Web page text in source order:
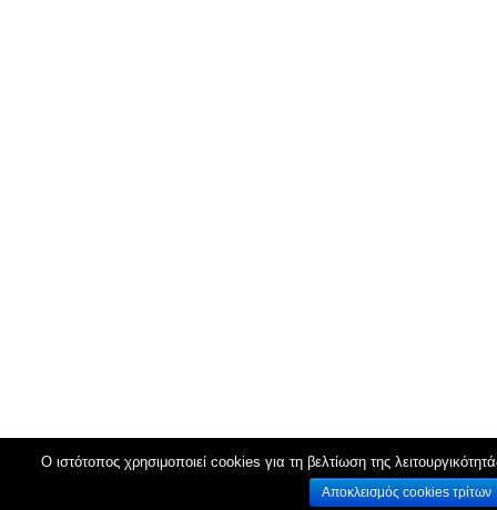
Ο ιστότοπος χρησιμοποιεί cookies για τη βελτίωση της
Αποκλεισμός cookies τρίτων